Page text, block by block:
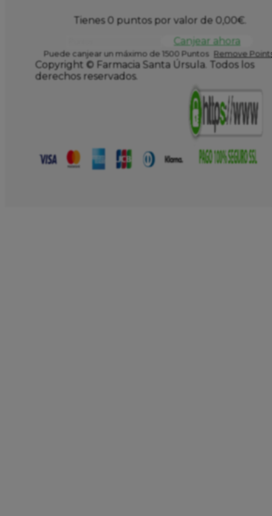
Tienes 0 puntos por valor de 0,00€.
Canjear ahora
Puede canjear un máximo de 1500 Puntos Remove
Copyright © Farmacia Santa Úrsula. Todos los
derechos reservados.